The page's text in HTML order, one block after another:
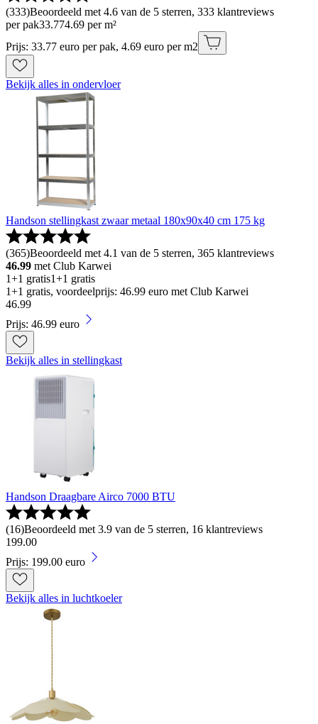
(333)Beoordeeld met 4.6 van de 5 sterren, 333 klantreviews
per pak33.774.69 per m²
Prijs: 33.77 euro per pak, 4.69 euro per m2
Bekijk alles in ondervloer
Handson stellingkast zwaar metaal 180x90x40 cm 175 kg
(365)Beoordeeld met 4.1 van de 5 sterren, 365 klantreviews
46.99 met Club Karwei
1+1 gratis1+1 gratis
1+1 gratis, voordeelprijs: 46.99 euro met Club Karwei
46.99
Prijs: 46.99 euro
Bekijk alles in stellingkast
Handson Draagbare Airco 7000 BTU
(16)Beoordeeld met 3.9 van de 5 sterren, 16 klantreviews
199.00
Prijs: 199.00 euro
Bekijk alles in luchtkoeler